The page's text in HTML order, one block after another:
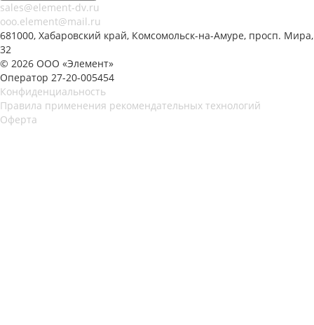
sales@element-dv.ru
ooo.element@mail.ru
681000, Хабаровский край, Комсомольск-на-Амуре, просп. Мира,
32
© 2026 ООО «Элемент»
Оператор 27-20-005454
Конфиденциальность
Правила применения рекомендательных технологий
Оферта